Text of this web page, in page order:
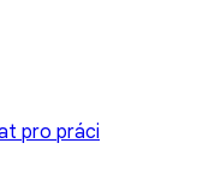
pro práci